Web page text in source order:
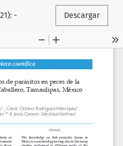
del artículo
- Descargar